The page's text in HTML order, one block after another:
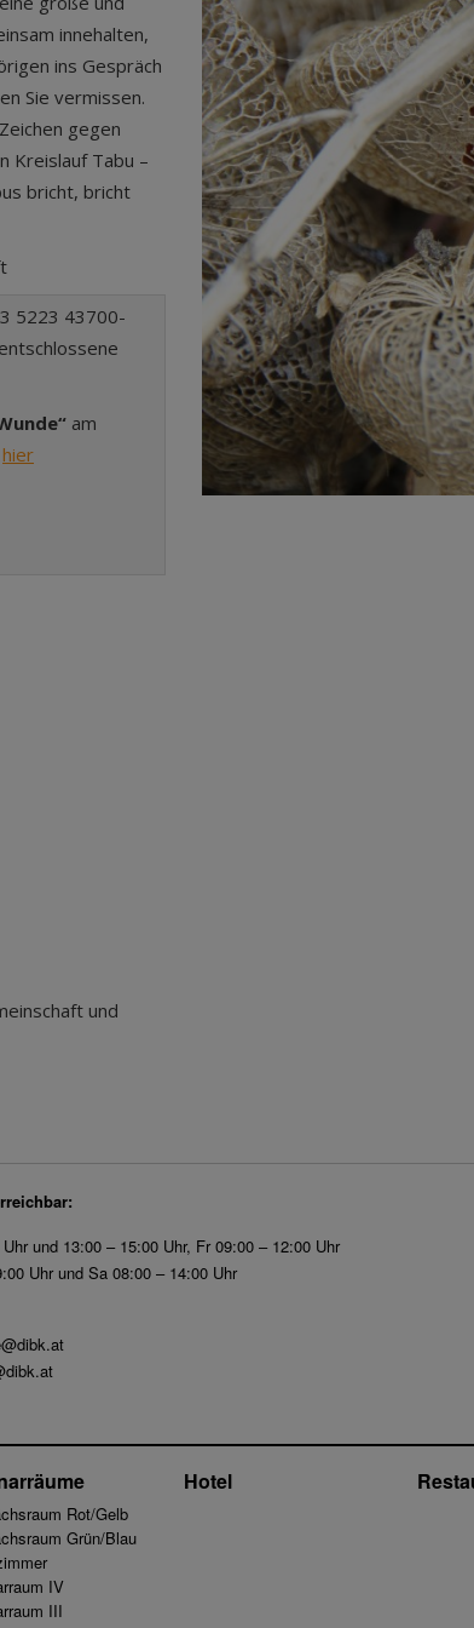
innehalten,
ins Gespräch
Sie vermissen.
gegen
Kreislauf Tabu –
bricht, bricht
5223 43700-
am
hier
und
und 13:00 – 15:00 Uhr, Fr 09:00 – 12:00 Uhr
Uhr und Sa 08:00 – 14:00 Uhr
Rot/Gelb
Grün/Blau
IV
III
Hotel